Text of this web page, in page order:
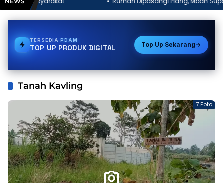
“Saya Anggap Mereka Saudara Kandung”
TERSEDIAPAKET DATA
TOP UP PRODUK DIGITAL Top Up Sekarang
Tanah Kavling
7 Foto